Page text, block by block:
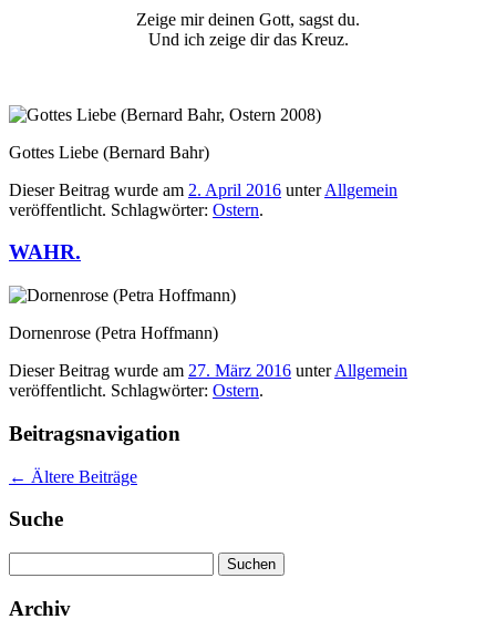
Zeige mir deinen Gott, sagst du.
Und ich zeige dir das Kreuz.
Gottes Liebe (Bernard Bahr)
Dieser Beitrag wurde am 2. April 2016 unterAllgemein
veröffentlicht. Schlagwörter: Ostern.
WAHR.
Dornenrose (Petra Hoffmann)
Dieser Beitrag wurde am 27. März 2016 unterAllgemein
veröffentlicht. Schlagwörter: Ostern.
Beitragsnavigation
← Ältere Beiträge
Suche
nach:
Archiv